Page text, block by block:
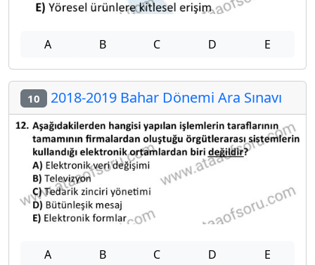
A B C D E
10 2018-2019 Bahar Dönemi Ara Sınavı
A B C D E